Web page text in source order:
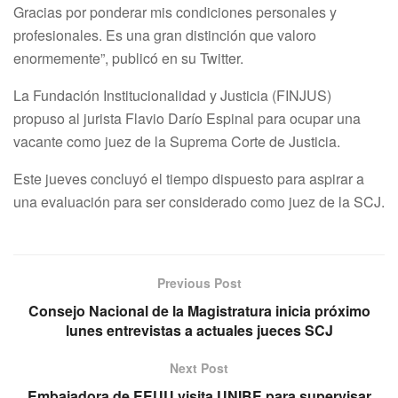
Gracias por ponderar mis condiciones personales y
profesionales. Es una gran distinción que valoro
enormemente”, publicó en su Twitter.
La Fundación Institucionalidad y Justicia (FINJUS)
propuso al jurista Flavio Darío Espinal para ocupar una
vacante como juez de la Suprema Corte de Justicia.
Este jueves concluyó el tiempo dispuesto para aspirar a
una evaluación para ser considerado como juez de la SCJ.
Previous Post
Consejo Nacional de la Magistratura inicia próximo
lunes entrevistas a actuales jueces SCJ
Next Post